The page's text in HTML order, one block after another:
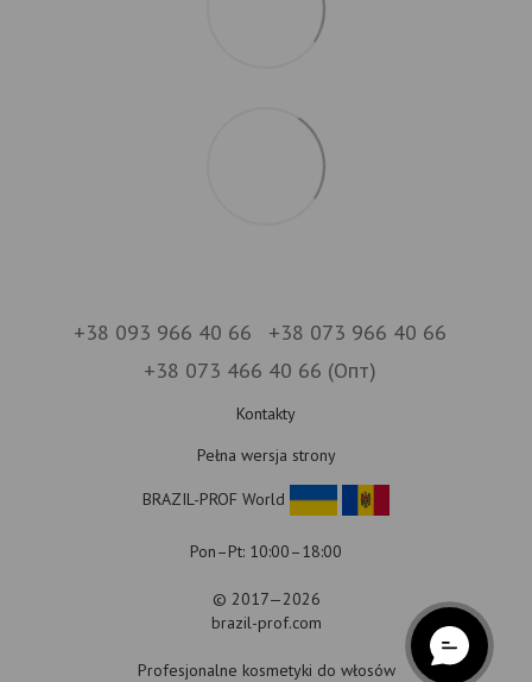
+38 093 966 40 66
+38 073 966 40 66
+38 073 466 40 66 (Опт)
Kontakty
Pełna wersja strony
BRAZIL-PROF World
Pon–Pt: 10:00–18:00
© 2017—2026
brazil-prof.com
Profesjonalne kosmetyki do włosów